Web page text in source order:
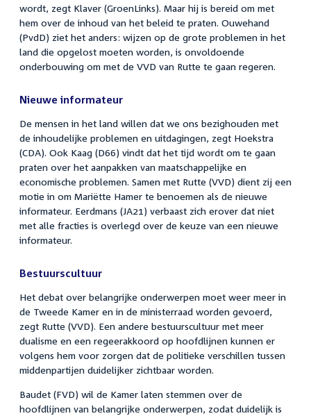
wordt, zegt Klaver (GroenLinks). Maar hij is bereid om met
hem over de inhoud van het beleid te praten. Ouwehand
(PvdD) ziet het anders: wijzen op de grote problemen in het
land die opgelost moeten worden, is onvoldoende
onderbouwing om met de VVD van Rutte te gaan regeren.
Nieuwe informateur
De mensen in het land willen dat we ons bezighouden met
de inhoudelijke problemen en uitdagingen, zegt Hoekstra
(CDA). Ook Kaag (D66) vindt dat het tijd wordt om te gaan
praten over het aanpakken van maatschappelijke en
economische problemen. Samen met Rutte (VVD) dient zij een
motie in om Mariëtte Hamer te benoemen als de nieuwe
informateur. Eerdmans (JA21) verbaast zich erover dat niet
met alle fracties is overlegd over de keuze van een nieuwe
informateur.
Bestuurscultuur
Het debat over belangrijke onderwerpen moet weer meer in
de Tweede Kamer en in de ministerraad worden gevoerd,
zegt Rutte (VVD). Een andere bestuurscultuur met meer
dualisme en een regeerakkoord op hoofdlijnen kunnen er
volgens hem voor zorgen dat de politieke verschillen tussen
middenpartijen duidelijker zichtbaar worden.
Baudet (FVD) wil de Kamer laten stemmen over de
hoofdlijnen van belangrijke onderwerpen, zodat duidelijk is